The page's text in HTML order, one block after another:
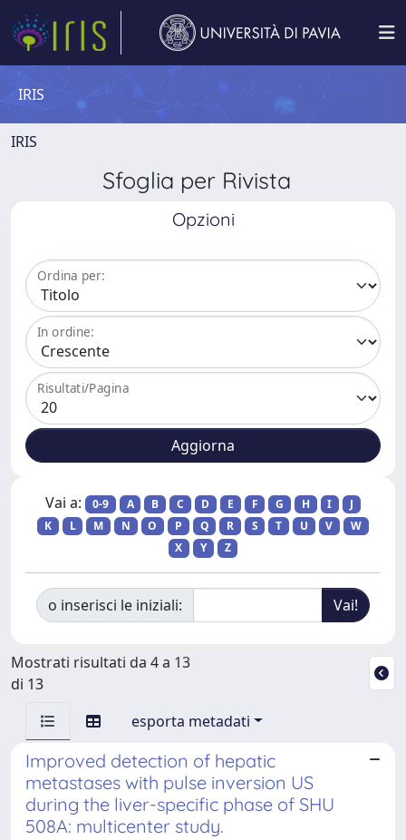
IRIS
IRIS
Sfoglia per Rivista
Opzioni
Ordina per:
In ordine:
Risultati/Pagina
Vai a: 0-9 A B C D E F G H I
J
K
L M N O P Q R S T U V
W
X
Y Z
o inserisci le iniziali:
Mostrati risultati da 4 a 13
di 13
esporta metadati
Improved detection of hepatic
metastases with pulse inversion US
during the liver-specific phase of SHU
508A: multicenter study.